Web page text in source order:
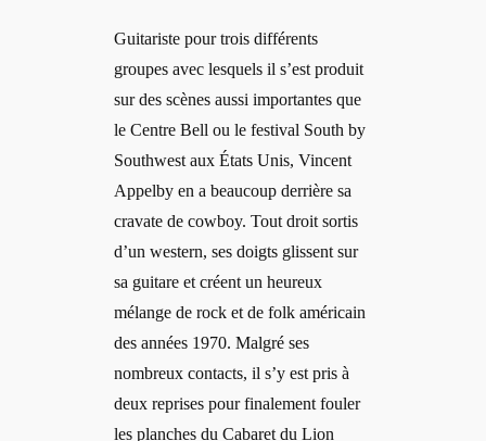
Guitariste pour trois différents
groupes avec lesquels il s’est produit
sur des scènes aussi importantes que
le Centre Bell ou le festival South by
Southwest aux États Unis, Vincent
Appelby en a beaucoup derrière sa
cravate de cowboy. Tout droit sortis
d’un western, ses doigts glissent sur
sa guitare et créent un heureux
mélange de rock et de folk américain
des années 1970. Malgré ses
nombreux contacts, il s’y est pris à
deux reprises pour finalement fouler
les planches du Cabaret du Lion